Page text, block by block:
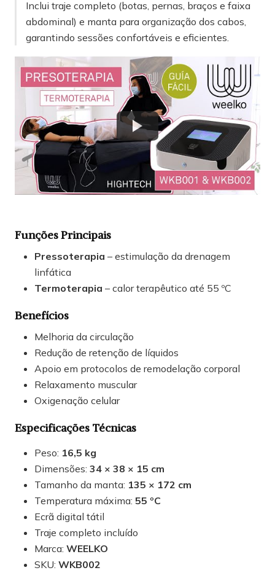
Inclui traje completo (botas, pernas, braços e faixa
abdominal) e manta para organização dos cabos,
garantindo sessões confortáveis e eficientes.
Funções Principais
Pressoterapia – estimulação da drenagem
linfática
Termoterapia – calor terapêutico até 55 ºC
Benefícios
Melhoria da circulação
Redução de retenção de líquidos
Apoio em protocolos de remodelação corporal
Relaxamento muscular
Oxigenação celular
Especificações Técnicas
Peso: 16,5 kg
Dimensões: 34 × 38 × 15 cm
Tamanho da manta: 135 × 172 cm
Temperatura máxima: 55 ºC
Ecrã digital tátil
Traje completo incluído
Marca: WEELKO
SKU: WKB002